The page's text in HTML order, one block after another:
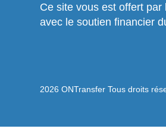
Ce site vous est offert par
avec le soutien financier
2026 ONTransfer Tous droits